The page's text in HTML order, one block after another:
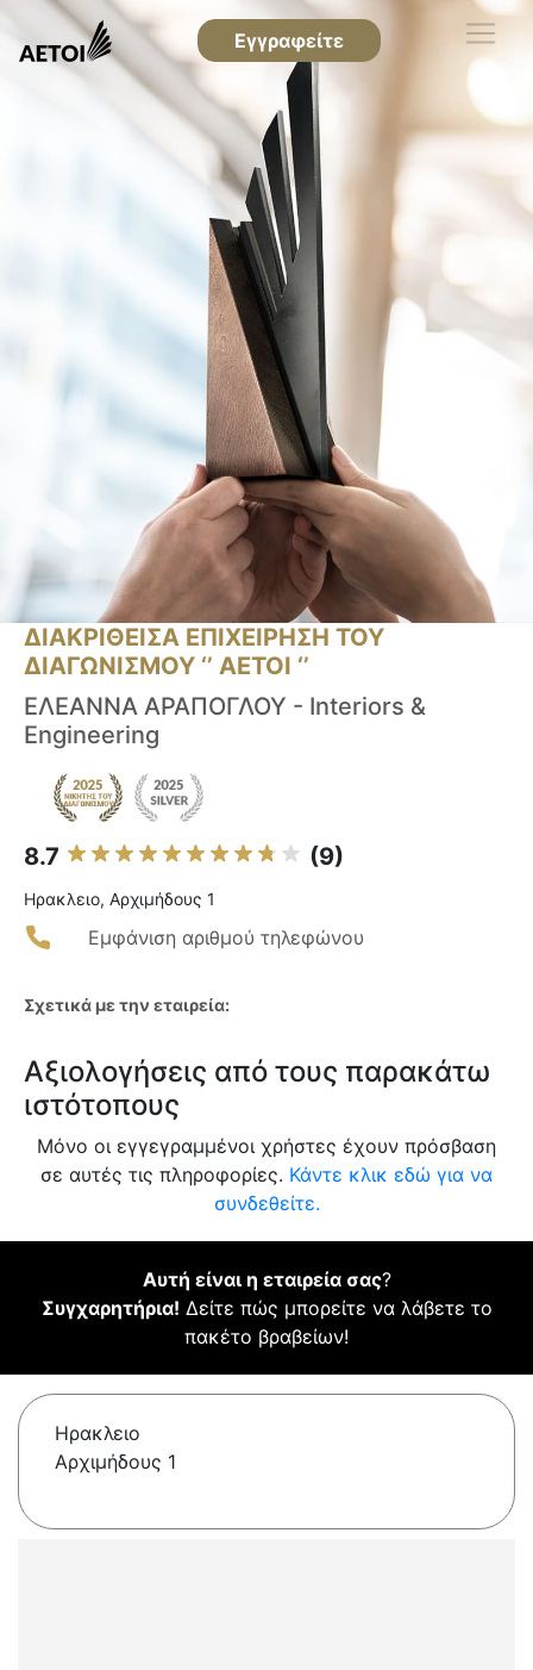
Εγγραφείτε
ΔΙΑΚΡΙΘΕΙΣΑ ΕΠΙΧΕΙΡΗΣΗ ΤΟΥ
ΔΙΑΓΩΝΙΣΜΟΥ ‘’ ΑΕΤΟΙ ‘’
ΕΛΕΑΝΝΑ ΑΡΑΠΟΓΛΟΥ - Interiors &
Engineering
8.7 (9)
Ηρακλειο, Αρχιμήδους 1
Εμφάνιση αριθμού τηλεφώνου
Σχετικά με την εταιρεία:
Αξιολογήσεις από τους παρακάτω
ιστότοπους
Μόνο οι εγγεγραμμένοι χρήστες έχουν πρόσβαση
σε αυτές τις πληροφορίες. Κάντε κλικ εδώ για να
συνδεθείτε.
Αυτή είναι η εταιρεία σας?
Συγχαρητήρια! Δείτε πώς μπορείτε να λάβετε το
πακέτο βραβείων!
Ηρακλειο
Αρχιμήδους 1